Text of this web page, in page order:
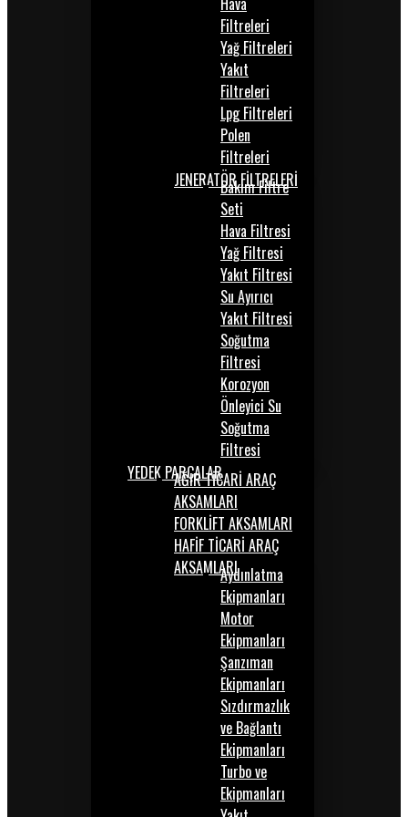
Filtreleri
Yağ Filtreleri
Yakıt
Filtreleri
Lpg Filtreleri
Polen
Filtreleri
JENERATÖR FİLTRELERİ
Bakım Filtre
Seti
Hava Filtresi
Yağ Filtresi
Yakıt Filtresi
Su Ayırıcı
Yakıt Filtresi
Soğutma
Filtresi
Korozyon
Önleyici Su
Soğutma
Filtresi
YEDEK PARÇALARAĞIR TİCARİ ARAÇ
AKSAMLARI
FORKLİFT AKSAMLARI
HAFİF TİCARİ ARAÇ
AKSAMLARIAydınlatma
Ekipmanları
Motor
Ekipmanları
Şanzıman
Ekipmanları
Sızdırmazlık
ve Bağlantı
Ekipmanları
Turbo ve
Ekipmanları